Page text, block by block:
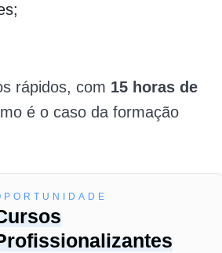
rápidos, com 15 horas de
é o caso da formação